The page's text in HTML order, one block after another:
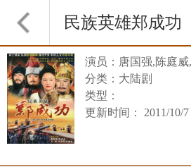
民族英雄郑成功
演员：唐国强,陈庭威
分类：大陆剧
类型：
更新时间： 2011/10/7